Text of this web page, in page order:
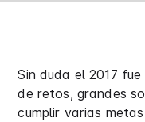
Sin duda el 2017
de retos, grandes
cumplir varias